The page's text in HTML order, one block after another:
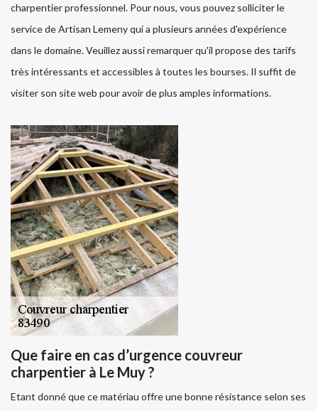
charpentier professionnel. Pour nous, vous pouvez solliciter le
service de Artisan Lemeny qui a plusieurs années d'expérience
dans le domaine. Veuillez aussi remarquer qu'il propose des tarifs
très intéressants et accessibles à toutes les bourses. Il suffit de
visiter son site web pour avoir de plus amples informations.
Que faire en cas d’urgence couvreur
charpentier à Le Muy ?
Etant donné que ce matériau offre une bonne résistance selon ses